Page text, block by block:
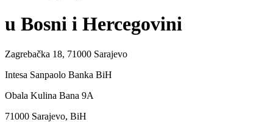
u Bosni i Hercegovini
Zagrebačka 18, 71000 Sarajevo
Intesa Sanpaolo Banka BiH
Obala Kulina Bana 9A
71000 Sarajevo, BiH